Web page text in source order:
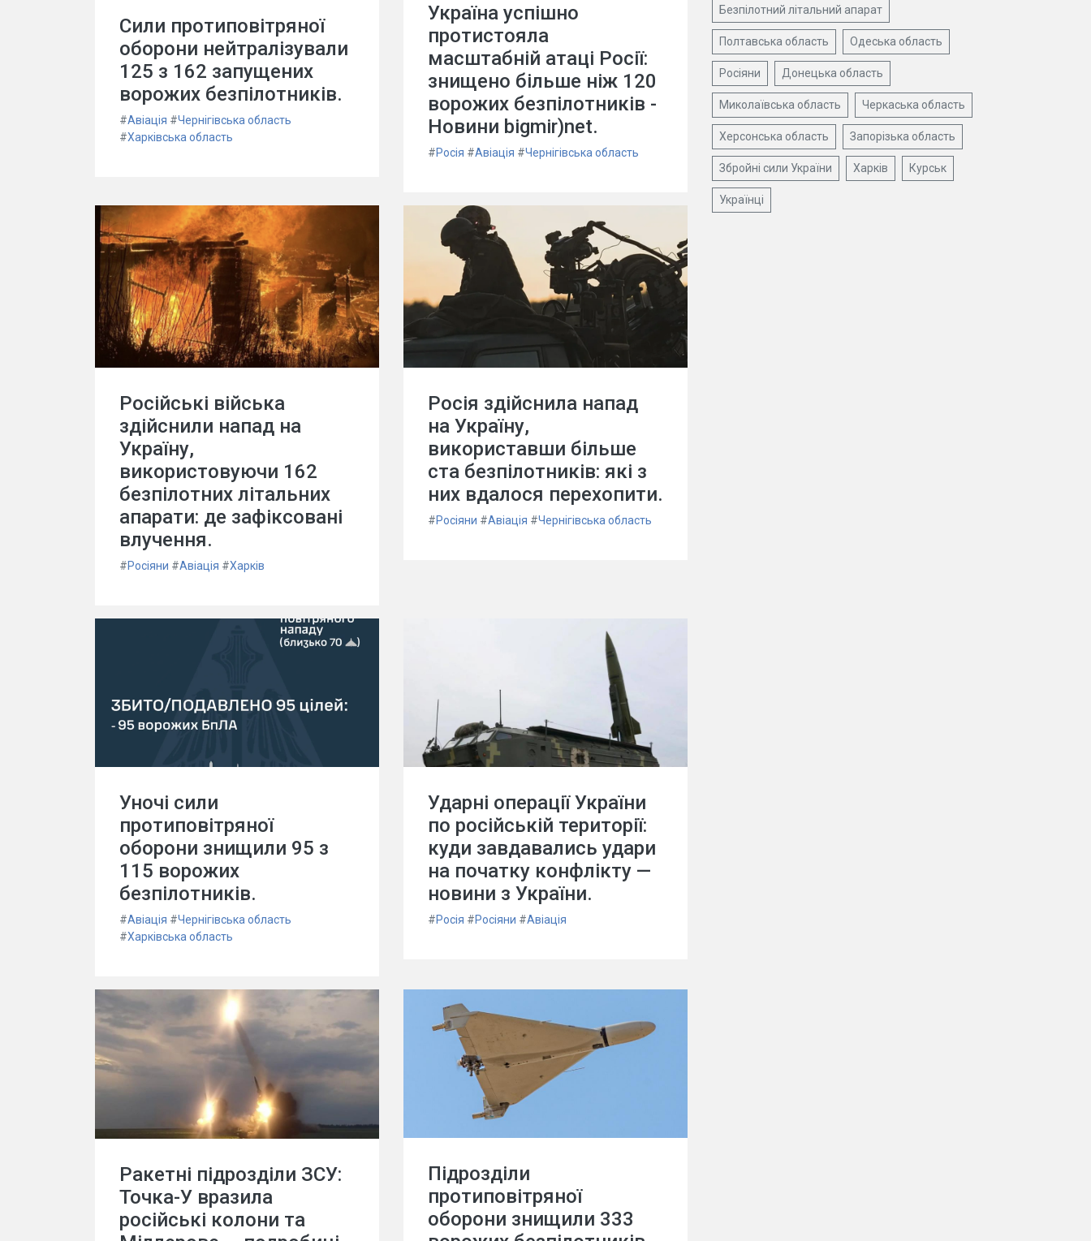
Сили протиповітряної
оборони нейтралізували
125 з 162 запущених
ворожих безпілотників.
#Авіація #Чернігівська область
#Харківська область
Україна успішно
протистояла
масштабній атаці Росії:
знищено більше ніж 120
ворожих безпілотників -
Новини bigmir)net.
#Росія #Авіація #Чернігівська область
Російські війська
здійснили напад на
Україну,
використовуючи 162
безпілотних літальних
апарати: де зафіксовані
влучення.
#Росіяни #Авіація #Харків
Росія здійснила напад
на Україну,
використавши більше
ста безпілотників: які з
них вдалося перехопити.
#Росіяни #Авіація #Чернігівська область
Уночі сили
протиповітряної
оборони знищили 95 з
115 ворожих
безпілотників.
#Авіація #Чернігівська область
#Харківська область
Ударні операції України
по російській території:
куди завдавались удари
на початку конфлікту —
новини з України.
#Росія #Росіяни #Авіація
Ракетні підрозділи ЗСУ:
Точка-У вразила
російські колони та
Підрозділи
протиповітряної
оборони знищили 333
Безпілотний літальний апарат
Полтавська область Одеська область
Росіяни Донецька область
Миколаївська область Черкаська область
Херсонська область Запорізька область
Збройні сили України Харків Курськ
Українці